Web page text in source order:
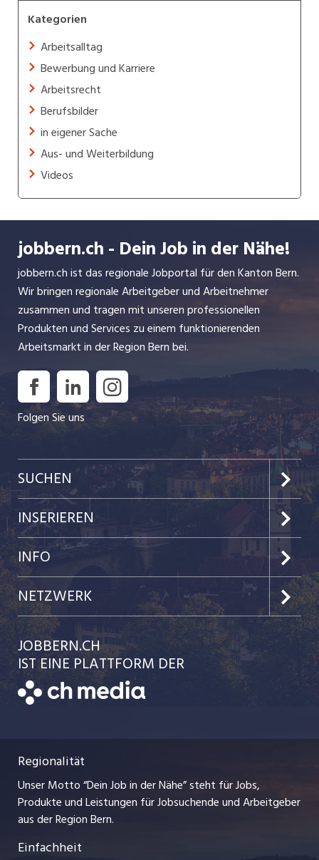
Kategorien
Arbeitsalltag
Bewerbung und Karriere
Arbeitsrecht
Berufsbilder
in eigener Sache
Aus- und Weiterbildung
Videos
jobbern.ch - Dein Job in der Nähe!
jobbern.ch ist das regionale Jobportal für den Kanton Bern.
Wir bringen regionale Arbeitgeber und Arbeitnehmer
zusammen und tragen mit unseren professionellen
Produkten und Services zu einem funktionierenden
Arbeitsmarkt in der Region Bern bei.
Folgen Sie uns
SUCHEN
Jobs im Kanton Bern
Jobs in der Stadt Bern
Jobs in der Stadt Biel
Festanstellungen
Temporäre Jobs
Freelance Jobs
Ferienjobs
Management / Kader-Jobs
Arbeitgeber
INSERIEREN
Preise & Leistungen
Kundenlogin
Einzelinserat disponieren
Schnittstelle
Bewerber-Cockpit
INFO
Team
Ratgeber
AGB
Datenschutzerklärung
Impressum
Stellenmeldepflicht
NETZWERK
jobbasel.ch
jobmittelland.ch
zentraljob.ch
myjob.ch
jobzüri.ch
JOBBERN.CH
IST EINE PLATTFORM DER
Regionalität
Unser Motto “Dein Job in der Nähe” steht für Jobs,
Produkte und Leistungen für Jobsuchende und Arbeitgeber
aus der Region Bern.
Einfachheit